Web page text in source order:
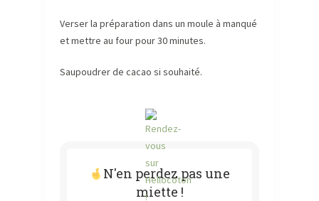
Verser la préparation dans un moule à manqué
et mettre au four pour 30 minutes.
Saupoudrer de cacao si souhaité.
N'en perdez pas une
miette !